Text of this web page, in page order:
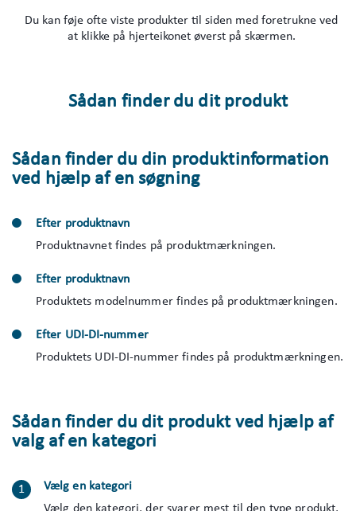
Du kan føje ofte viste produkter til siden med foretrukne ved
at klikke på hjerteikonet øverst på skærmen.
Sådan finder du dit produkt
Sådan finder du din produktinformation
ved hjælp af en søgning
Efter produktnavn
Produktnavnet findes på produktmærkningen.
Efter produktnavn
Produktets modelnummer findes på produktmærkningen.
Efter UDI-DI-nummer
Produktets UDI-DI-nummer findes på produktmærkningen.
Sådan finder du dit produkt ved hjælp af
valg af en kategori
Vælg en kategori